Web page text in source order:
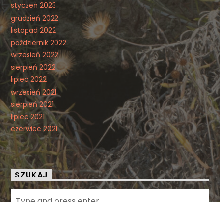
styczeń 2023
grudzień 2022
listopad 2022
październik 2022
wrzesień 2022
sierpień 2022
lipiec 2022
wrzesień 2021
sierpień 2021
lipiec 2021
czerwiec 2021
SZUKAJ